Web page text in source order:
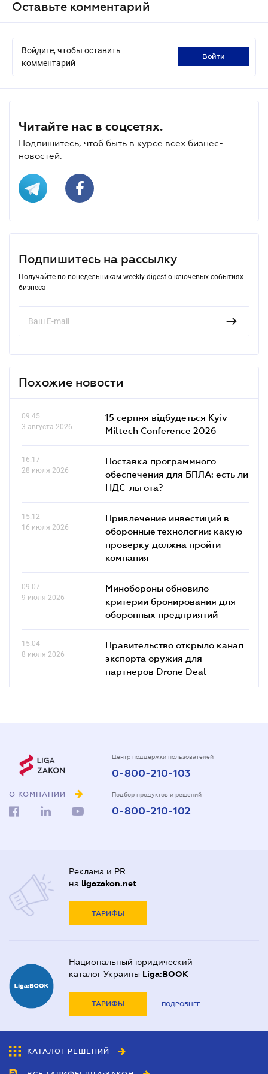
Оставьте комментарий
Войдите, чтобы оставить
комментарий
войти
Читайте нас в соцсетях.
Подпишитесь, чтоб быть в курсе всех бизнес-
новостей.
Подпишитесь на рассылку
Получайте по понедельникам weekly-digest о ключевых событиях
бизнеса
Похожие новости
09.45
3 августа 2026
15 серпня відбудеться Kyiv
Miltech Conference 2026
16.17
28 июля 2026
Поставка программного
обеспечения для БПЛА: есть ли
НДС-льгота?
15.12
16 июля 2026
Привлечение инвестиций в
оборонные технологии: какую
проверку должна пройти
компания
09.07
9 июля 2026
Минобороны обновило
критерии бронирования для
оборонных предприятий
15.04
8 июля 2026
Правительство открыло канал
экспорта оружия для
партнеров Drone Deal
О КОМПАНИИ
Центр поддержки пользователей
0-800-210-103
Подбор продуктов и решений
0-800-210-102
Реклама и PR
на ligazakon.net
ТАРИФЫ
Национальный юридический
каталог Украины Liga:BOOK
ТАРИФЫ ПОДРОБНЕЕ
КАТАЛОГ РЕШЕНИЙ